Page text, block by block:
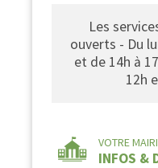
Les
ouverts - Du
et de 14h à
12h
VOTRE
INFOS &